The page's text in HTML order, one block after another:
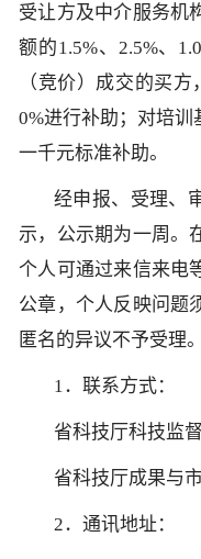
受让方及中介服务机
额的1.5%、2.5%、
（竞价）成交的买
0%进行补助；对培训
一千元标准补助。
经申报、受理、
示，公示期为一周。
个人可通过来信来电
公章，个人反映问题
匿名的异议不予受理。
1．联系方式：
省科技厅科技监
省科技厅成果与
2．通讯地址：